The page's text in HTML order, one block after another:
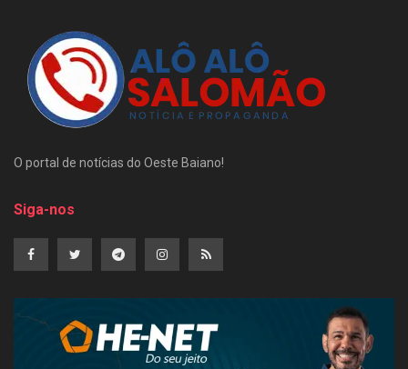
O portal de notícias do Oeste Baiano!
Siga-nos